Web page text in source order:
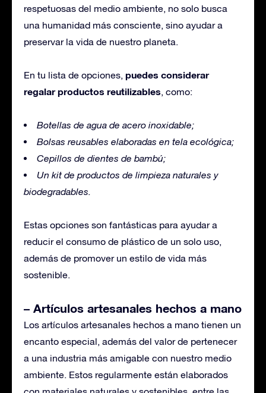
respetuosas del medio ambiente, no solo busca
una humanidad más consciente, sino ayudar a
preservar la vida de nuestro planeta.
En tu lista de opciones, puedes considerar
regalar productos reutilizables, como:
Botellas de agua de acero inoxidable;
Bolsas reusables elaboradas en tela ecológica;
Cepillos de dientes de bambú;
Un kit de productos de limpieza naturales y
biodegradables.
Estas opciones son fantásticas para ayudar a
reducir el consumo de plástico de un solo uso,
además de promover un estilo de vida más
sostenible.
– Artículos artesanales hechos a mano
Los artículos artesanales hechos a mano tienen un
encanto especial, además del valor de pertenecer
a una industria más amigable con nuestro medio
ambiente. Estos regularmente están elaborados